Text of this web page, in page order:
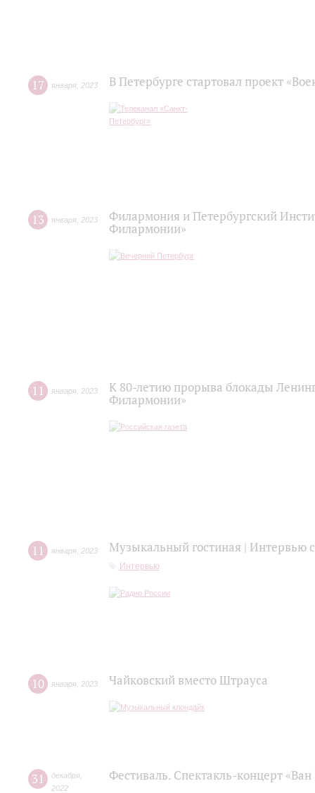
17 января 2023 В Петербурге стартовал проект
13 января 2023
Филармония и Петербургский
Филармонии»
11 января 2023
К 80-летию прорыва блокады
Филармонии»
11 января 2023 Музыкальный гостиная |
Интервью
10 января 2023 Чайковский вместо Штрауса
31 декабря
2022
Фестиваль. Спектакль-концерт «Ван